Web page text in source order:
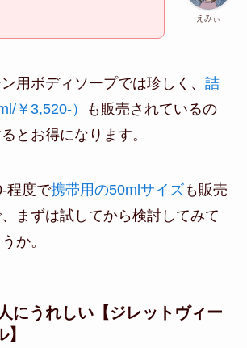
えみぃ
用ボディソープでは珍しく、 詰
￥3,520-）
も販売されているの
とお得になります。
程度で携帯用の50mlサイズも販売
まずは試してから検討してみて
か。
にうれしい【ジレットヴィー